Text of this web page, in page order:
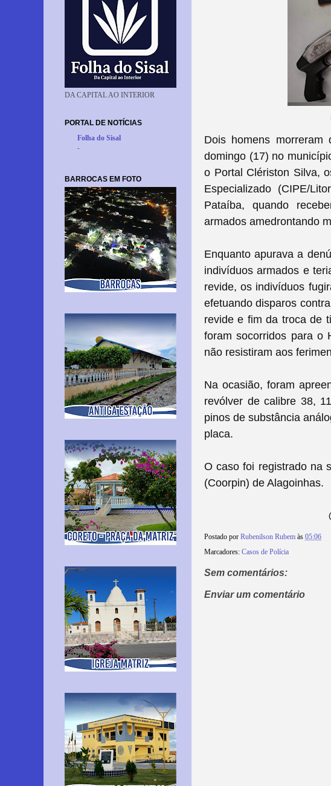
Dois homens
domingo (17) no
o Portal Clériston Silva,
Especializado (CIPE/
Pataíba, quando
armados amedrontando
Enquanto apurava a
indivíduos armados e
revide, os indivíduos
efetuando disparos
revide e fim da troca de
foram socorridos para o
não resistiram aos
Na ocasião, foram
revólver de calibre 38,
pinos de substância
placa.
O caso foi registrado na
(Coorpin) de Alagoinhas.
Postado por Rubenilson Rubem às 05:06
Marcadores: Casos de Polícia
Sem comentários:
Enviar um comentário
DA CAPITAL AO INTERIOR
PORTAL DE NOTÍCIAS
Folha do Sisal
-
BARROCAS EM FOTO